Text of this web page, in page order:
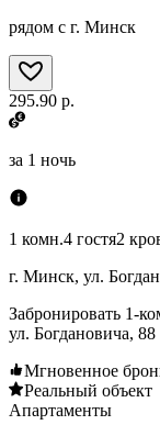
рядом с г. Минск
295.90 р.
за 1 ночь
1 комн.4 гостя2
г. Минск, ул.
Забронировать 1-
ул. Богдановича, 88
Мгновенное
Реальный объект
Апартаменты